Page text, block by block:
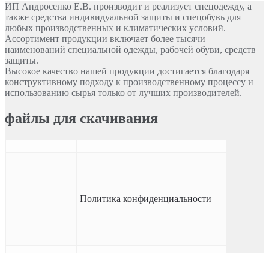
ИП Андросенко Е.В. производит и реализует спецодежду, а
также средства индивидуальной защиты и спецобувь для
любых производственных и климатических условий.
Ассортимент продукции включает более тысячи
наименований специальной одежды, рабочей обуви, средств
защиты.
Высокое качество нашей продукции достигается благодаря
конструктивному подходу к производственному процессу и
использованию сырья только от лучших производителей.
файлы для скачивания
Политика конфиденциальности